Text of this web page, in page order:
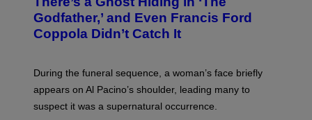
Godfather,’ and Even Francis Ford
Coppola Didn’t Catch It
During the funeral sequence, a woman’s face briefly
appears on Al Pacino’s shoulder, leading many to
suspect it was a supernatural occurrence.